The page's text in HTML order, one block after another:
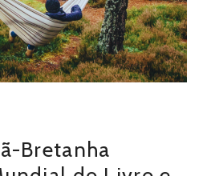
Bretanha